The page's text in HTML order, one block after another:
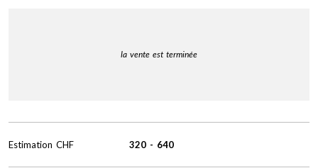
la vente est terminée
Estimation CHF 320 - 640